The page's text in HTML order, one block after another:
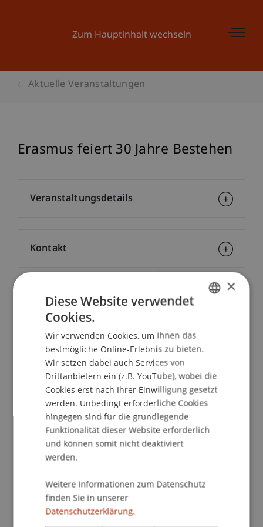
Zum Hauptinhalt wechseln
Aktuelle Veranstaltungen
Erasmus feiert 30 Jahre Bestehen
School/Professur:
International Office
Das Jahr 2017 ist für das europäische Bildungs-
Jugend- und Sportprogramm und besonders für
die Agentur für Internationale
Bildungsangelegenheiten ein Jubiläumsjahr. Das
Programm Erasmus feiert sein 30-jähriges
Jubiläum und die Agentur für Internationale
Bildungsangelegenheiten (AIBA) ihr 10-jähriges
Bestehen.
Um der Erfolgsgeschichte der beiden Jubiläen
diese vom 20.-24. Juni 2017 in der Spörryhalle in
Vaduz im Rahmen einer Ausstellung feiern. Es
wird eine beeindruckende Vielfalt der bislang
Veranstaltungsdetails
Kontakt
×
Diese Website verwendet
Cookies.
Wir verwenden Cookies, um Ihnen das
bestmögliche Online-Erlebnis zu bieten.
Wir setzen dabei auch Services von
Drittanbietern ein (z.B. YouTube), wobei die
Cookies erst nach Ihrer Einwilligung gesetzt
werden. Unbedingt erforderliche Cookies
hingegen sind für die grundlegende
Funktionalität dieser Website erforderlich
und können somit nicht deaktiviert
werden.
Weitere Informationen zum Datenschutz
finden Sie in unserer
Datenschutzerklärung.